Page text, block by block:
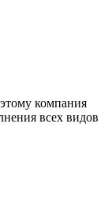
компания
всех видов